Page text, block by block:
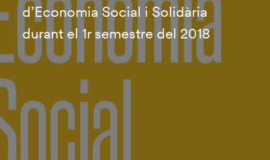
d’Economia Social i Solidària
durant el 1r semestre del 2018